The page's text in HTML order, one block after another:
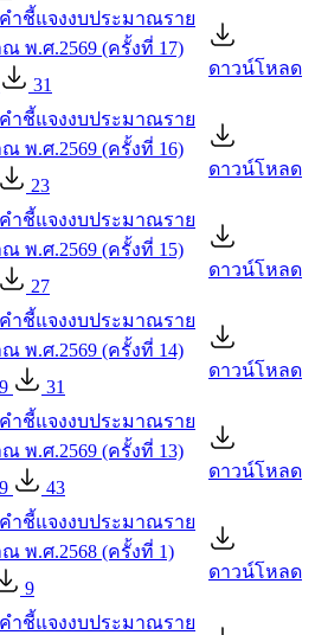
ำชี้แจงงบประมาณราย
พ.ศ.2569 (ครั้งที่ 17)
31
ดาวน์โหลด
ำชี้แจงงบประมาณราย
พ.ศ.2569 (ครั้งที่ 16)
23
ดาวน์โหลด
ำชี้แจงงบประมาณราย
พ.ศ.2569 (ครั้งที่ 15)
27
ดาวน์โหลด
ำชี้แจงงบประมาณราย
พ.ศ.2569 (ครั้งที่ 14)
31
ดาวน์โหลด
ำชี้แจงงบประมาณราย
พ.ศ.2569 (ครั้งที่ 13)
43
ดาวน์โหลด
ำชี้แจงงบประมาณราย
พ.ศ.2568 (ครั้งที่ 1)
9
ดาวน์โหลด
ำชี้แจงงบประมาณราย